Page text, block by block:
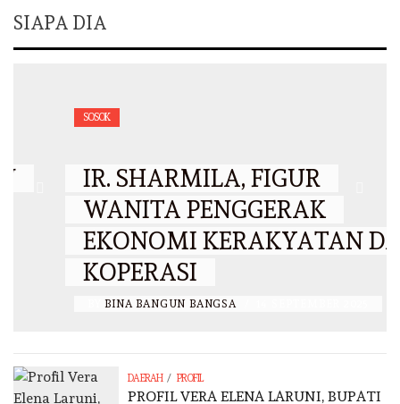
SIAPA DIA
IR. SHARMILA, FIGUR
WANITA PENGGERAK
EKONOMI KERAKYATAN DAN
KOPERASI
BINA BANGUN BANGSA / 14 SEPTEMBER 2025
DAERAH / PROFIL
PROFIL VERA ELENA LARUNI, BUPATI